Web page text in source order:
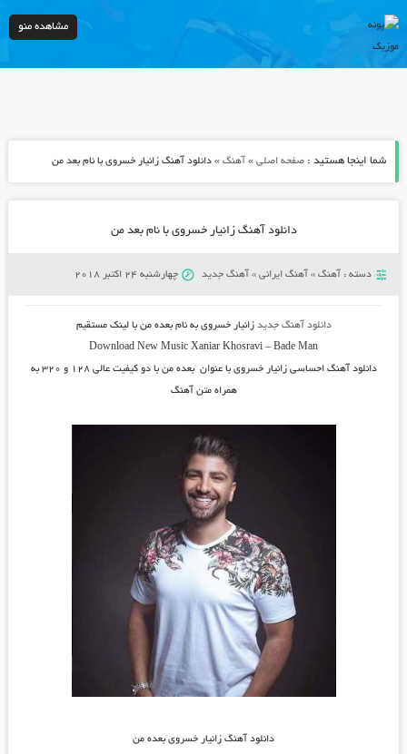
مشاهده منو
شما اینجا هستید : صفحه اصلی» آهنگ» دانلود آهنگ زانیار خسروی با نام بعد من
دانلود آهنگ زانیار خسروی با نام بعد من
دسته : آهنگ» آهنگ ایرانی» آهنگ جدید چهارشنبه 24 اکتبر 2018
دانلود آهنگ جدید زانیار خسروی به نام بعده من با لینک مستقیم
Download New MusicXaniar Khosravi – Bade Man
دانلود آهنگ احساسیزانیار خسرویبا عنوان بعده من
با دو کیفیت عالی ۱۲۸ و ۳۲۰ به
همراه متن آهنگ
دانلود آهنگ زانیار خسروی بعده من